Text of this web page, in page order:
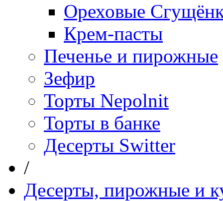
Ореховые
Крем-пасты
Печенье и пирожные
Зефир
Торты Nepolnit
Торты в банке
Десерты Switter
/
Десерты, пирожные и